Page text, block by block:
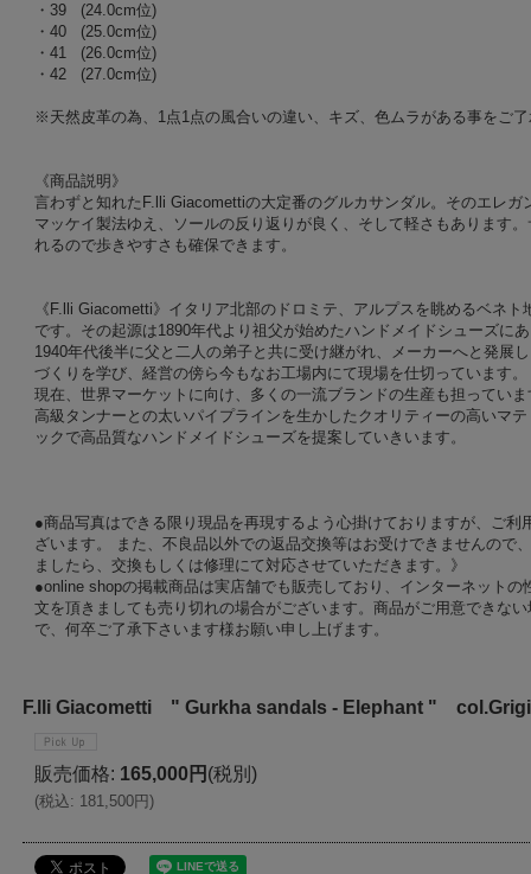
・39 (24.0cm位)
・40 (25.0cm位)
・41 (26.0cm位)
・42 (27.0cm位)
※天然皮革の為、1点1点の風合いの違い、キズ、色ムラがある事をご
《商品説明》
言わずと知れたF.lli Giacomettiの大定番のグルカサンダル。そのエレ
マッケイ製法ゆえ、ソールの反り返りが良く、そして軽さもあります
れるので歩きやすさも確保できます。
《F.lli Giacometti》イタリア北部のドロミテ、アルプスを眺めるベネ
です。その起源は1890年代より祖父が始めたハンドメイドシューズに
1940年代後半に父と二人の弟子と共に受け継がれ、メーカーへと発展
づくりを学び、経営の傍ら今もなお工場内にて現場を仕切っています。
現在、世界マーケットに向け、多くの一流ブランドの生産も担ってい
高級タンナーとの太いパイプラインを生かしたクオリティーの高いマ
ックで高品質なハンドメイドシューズを提案していきいます。
●商品写真はできる限り現品を再現するよう心掛けておりますが、ご
ざいます。 また、不良品以外での返品交換等はお受けできませんので
ましたら、交換もしくは修理にて対応させていただきます。》
●online shopの掲載商品は実店舗でも販売しており、インターネット
文を頂きましても売り切れの場合がございます。商品がご用意できな
で、何卒ご了承下さいます様お願い申し上げます。
F.lli Giacometti " Gurkha sandals - Elephant "
販売価格: 165,000円 (税別)
(税込: 181,500円)